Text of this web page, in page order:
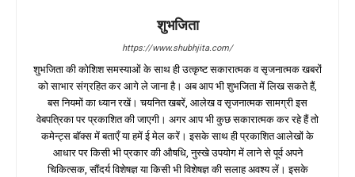
शुभजिता
https://www.shubhjita.com/
शुभजिता की कोशिश समस्याओं के साथ ही उत्कृष्ट सकारात्मक व सृजनात्मक खबरों
को साभार संग्रहित कर आगे ले जाना है। अब आप भी शुभजिता में लिख सकते हैं,
बस नियमों का ध्यान रखें। चयनित खबरें, आलेख व सृजनात्मक सामग्री इस
वेबपत्रिका पर प्रकाशित की जाएगी। अगर आप भी कुछ सकारात्मक कर रहे हैं तो
कमेन्ट्स बॉक्स में बताएँ या हमें ई मेल करें। इसके साथ ही प्रकाशित आलेखों के
आधार पर किसी भी प्रकार की औषधि, नुस्खे उपयोग में लाने से पूर्व अपने
चिकित्सक, सौंदर्य विशेषज्ञ या किसी भी विशेषज्ञ की सलाह अवश्य लें। इसके